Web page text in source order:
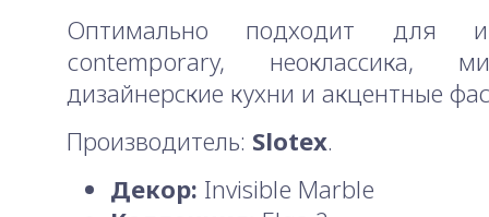
Оптимально подходит для
contemporary, неоклассика,
дизайнерские кухни и акцентные
Производитель: Slotex.
Декор: Invisible Marble